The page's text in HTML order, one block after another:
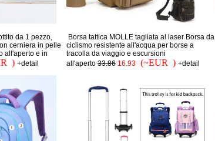
da 1 pezzo,
cerniera in pelle
all'aperto e in
) +detail
‌ Borsa tattica MOLLE tagliata al laser Borsa da
ciclismo resistente all'acqua per borse a
tracolla da viaggio e escursioni
all'aperto 33.86 16.93 (~EUR ) +detail